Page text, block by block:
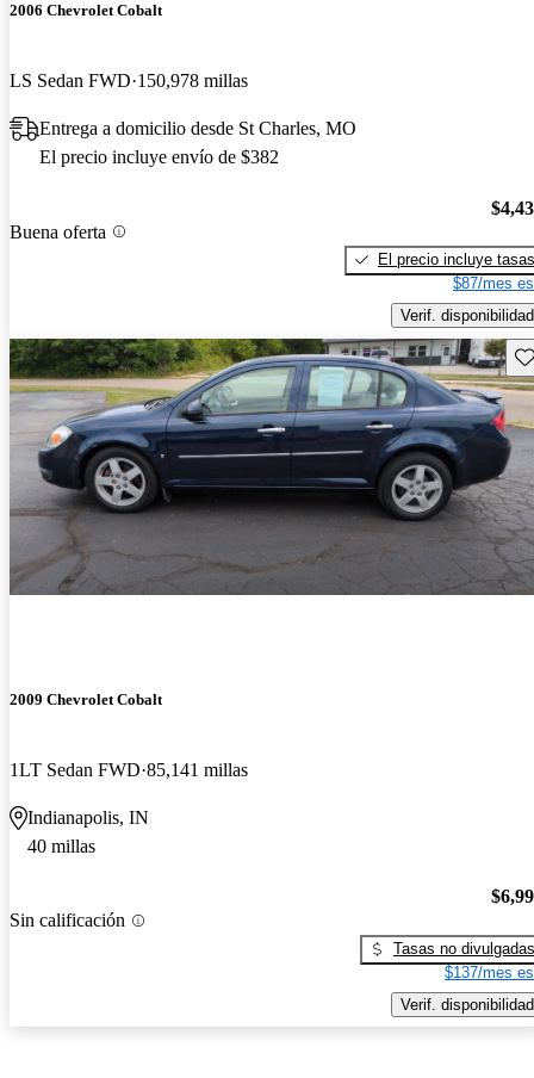
2006 Chevrolet Cobalt
LS Sedan FWD 150,978 millas
Entrega a domicilio desde St Charles, MO
El precio incluye envío de $382
Buena oferta
El precio incluye tasas
$87/mes
Verif. disponibilidad
2009 Chevrolet Cobalt
1LT Sedan FWD 85,141 millas
Indianapolis, IN
40 millas
Sin calificación
Tasas no divulgadas
$137/mes
Verif. disponibilidad